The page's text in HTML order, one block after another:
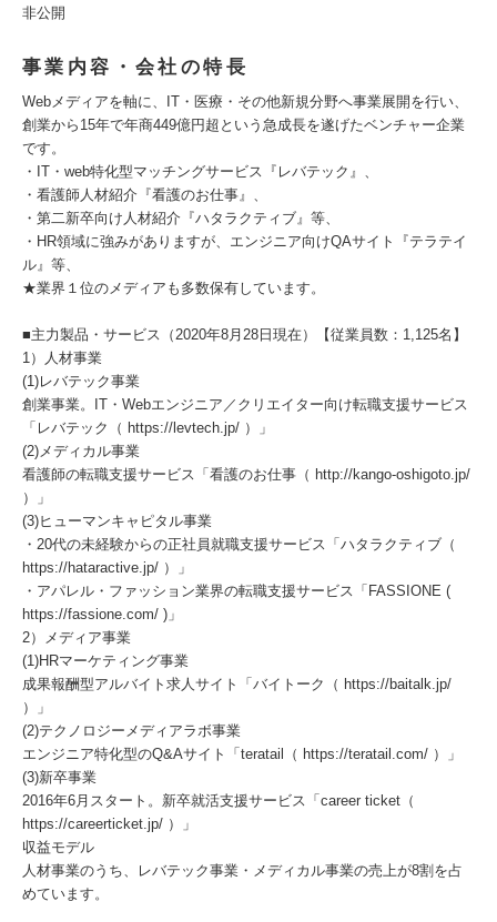
非公開
事業内容・会社の特長
Webメディアを軸に、IT・医療・その他新規分野へ事業展開を行い、
創業から15年で年商449億円超という急成長を遂げたベンチャー企業
です。
・IT・web特化型マッチングサービス『レバテック』、
・看護師人材紹介『看護のお仕事』、
・第二新卒向け人材紹介『ハタラクティブ』等、
・HR領域に強みがありますが、エンジニア向けQAサイト『テラテイ
ル』等、
★業界１位のメディアも多数保有しています。
■主力製品・サービス（2020年8月28日現在）【従業員数：1,125名】
1）人材事業
(1)レバテック事業
創業事業。IT・Webエンジニア／クリエイター向け転職支援サービス
「レバテック（ https://levtech.jp/ ）」
(2)メディカル事業
看護師の転職支援サービス「看護のお仕事（ http://kango-oshigoto.jp/
）」
(3)ヒューマンキャピタル事業
・20代の未経験からの正社員就職支援サービス「ハタラクティブ（
https://hataractive.jp/ ）」
・アパレル・ファッション業界の転職支援サービス「FASSIONE (
https://fassione.com/ )」
2）メディア事業
(1)HRマーケティング事業
成果報酬型アルバイト求人サイト「バイトーク（ https://baitalk.jp/
）」
(2)テクノロジーメディアラボ事業
エンジニア特化型のQ&Aサイト「teratail（ https://teratail.com/ ）」
(3)新卒事業
2016年6月スタート。新卒就活支援サービス「career ticket（
https://careerticket.jp/ ）」
収益モデル
人材事業のうち、レバテック事業・メディカル事業の売上が8割を占
めています。